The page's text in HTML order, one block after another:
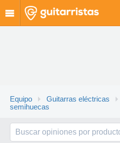
Equipo Guitarras eléctricas
semihuecas